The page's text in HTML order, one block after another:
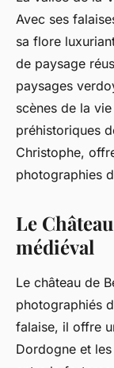
Avec ses
sa flore
de paysage
paysages
scènes de la
préhistoriques
Christophe,
photographies
Le
médiéval
Le château de
photographiés
falaise, il offre
Dordogne et